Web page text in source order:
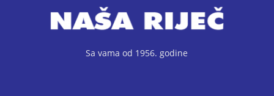
Sa vama od 1956. godine